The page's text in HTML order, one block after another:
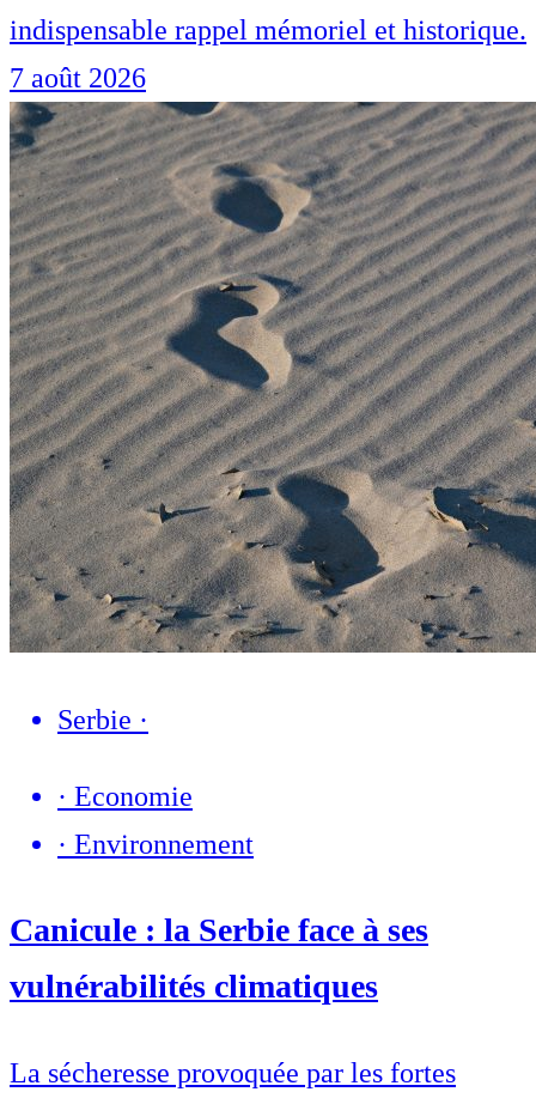
indispensable rappel mémoriel et historique.
7 août 2026
Serbie ·
· Economie
· Environnement
Canicule : la Serbie face à ses
vulnérabilités climatiques
La sécheresse provoquée par les fortes